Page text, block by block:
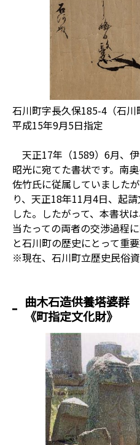
石川町字長久保185-4（石川
平成15年9月5日指定
天正17年（1589）6月、
昭光に宛てた書状です。南
佐竹氏に従属していました
り、天正18年11月4日、起
した。したがって、本書状
当たっての両者の交渉過程
と石川町の歴史にとって重要
※現在、石川町立歴史民俗資
曲木石造供養塔婆群
《町指定文化財》